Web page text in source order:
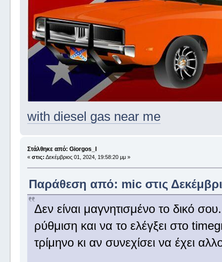
with diesel gas near me
Στάλθηκε από: Giorgos_I
« στις: Δεκέμβριος 01, 2024, 19:58:20 μμ »
Παράθεση από: mic στις
Δεν είναι μαγνητισμένο το δικό
ρύθμιση και να το ελέγξει στο
τρίμηνο κι αν συνεχίσει να έχει